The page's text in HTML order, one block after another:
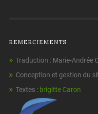
REMERCIEMENTS
Traduction : Marie-Andrée
Conception et gestion du
Textes : brigitte Caron